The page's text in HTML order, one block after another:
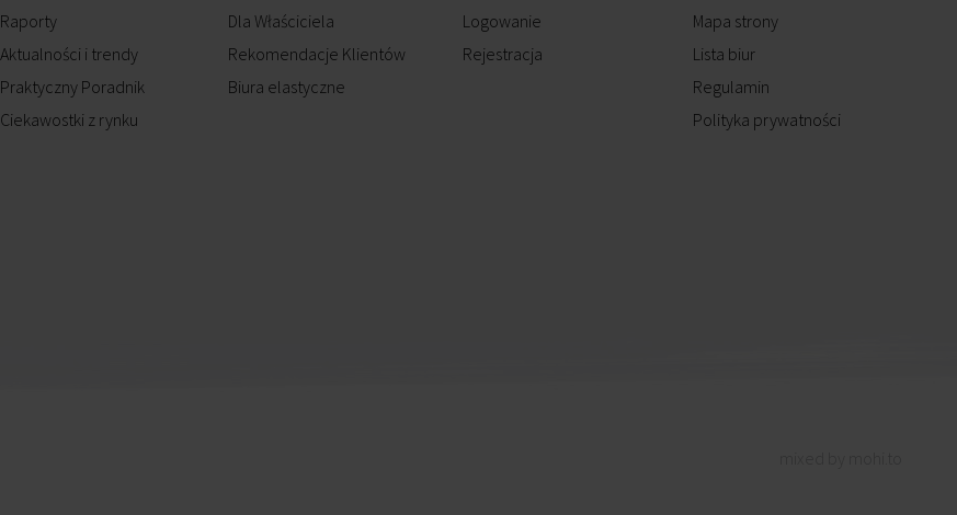
Raporty
Aktualności i trendy
Praktyczny Poradnik
Ciekawostki z rynku
Dla Właściciela
Rekomendacje Klientów
Biura elastyczne
Logowanie
Rejestracja
Mapa strony
Lista biur
Regulamin
Polityka prywatności